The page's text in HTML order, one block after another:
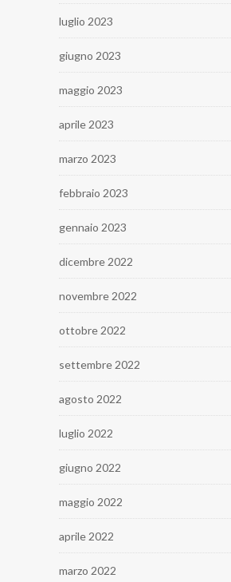
luglio 2023
giugno 2023
maggio 2023
aprile 2023
marzo 2023
febbraio 2023
gennaio 2023
dicembre 2022
novembre 2022
ottobre 2022
settembre 2022
agosto 2022
luglio 2022
giugno 2022
maggio 2022
aprile 2022
marzo 2022